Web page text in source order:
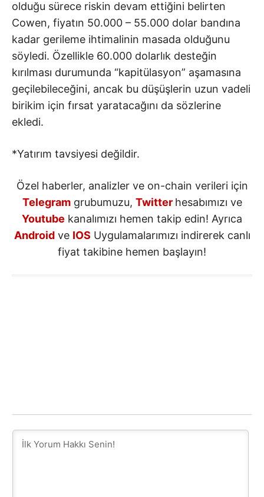
olduğu sürece riskin devam ettiğini belirten
Cowen, fiyatın 50.000 – 55.000 dolar bandına
kadar gerileme ihtimalinin masada olduğunu
söyledi. Özellikle 60.000 dolarlık desteğin
kırılması durumunda “kapitülasyon” aşamasına
geçilebileceğini, ancak bu düşüşlerin uzun vadeli
birikim için fırsat yaratacağını da sözlerine
ekledi.
*Yatırım tavsiyesi değildir.
Özel haberler, analizler ve on-chain verileri için
Telegramgrubumuzu, Twitter hesabımızı ve
Youtube kanalımızı hemen takip edin! Ayrıca
Androidve IOS Uygulamalarımızı indirerek canlı
fiyat takibine hemen başlayın!